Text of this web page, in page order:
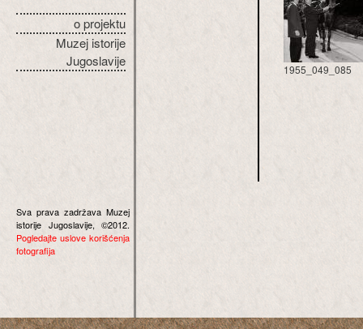
o projektu
Muzej istorije
Jugoslavije
Sva prava zadržava Muzej
istorije Jugoslavije, ©2012.
Pogledajte uslove korišćenja
fotografija
1955_049_085